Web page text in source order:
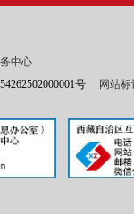
二、
中心
号 网站标